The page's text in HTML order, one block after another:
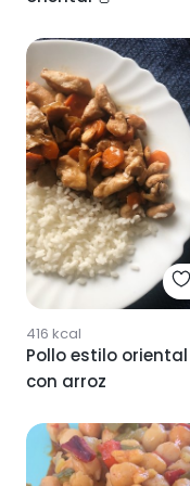
416 kcal
Pollo estilo oriental
con arroz